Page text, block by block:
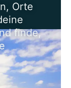
Orte
finde,